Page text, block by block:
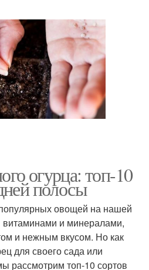
огурца: топ-10
полосы
овощей на нашей
и минералами,
и нежным вкусом. Но как
для своего сада или
рассмотрим топ-10 сортов